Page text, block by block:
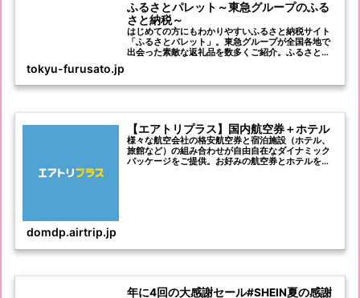
ふるさとパレット～東急グループのふる
さと納税～
はじめての方にもわかりやすいふるさと納税サイト
「ふるさとパレット」。東急グループが全国各地で
出会った素敵な返礼品を数多くご紹介。ふるさと納
品も！
tokyu-furusato.jp
【エアトリプラス】国内航空券＋ホテル
様々な航空会社の格安航空券と宿泊施設（ホテル、
旅館など）の組み合わせが自由自在なダイナミック
パッケージをご提供。お好みの航空券とホテルを選
domdp.airtrip.jp
年に4回の大感謝セール#SHEIN夏の感謝